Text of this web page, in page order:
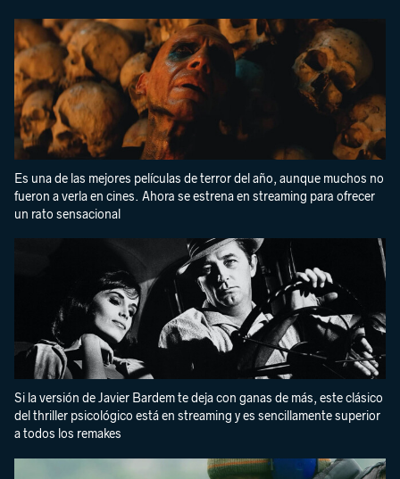
Es una de las mejores películas de terror del año, aunque muchos no
fueron a verla en cines. Ahora se estrena en streaming para ofrecer
un rato sensacional
Si la versión de Javier Bardem te deja con ganas de más, este clásico
del thriller psicológico está en streaming y es sencillamente superior
a todos los remakes